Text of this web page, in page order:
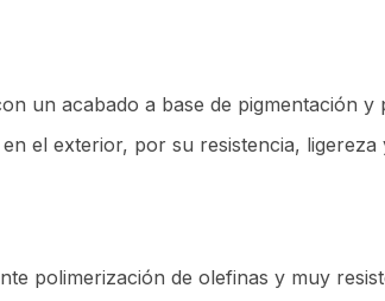
un acabado a base de pigmentación
el exterior, por su resistencia,
polimerización de olefinas y muy